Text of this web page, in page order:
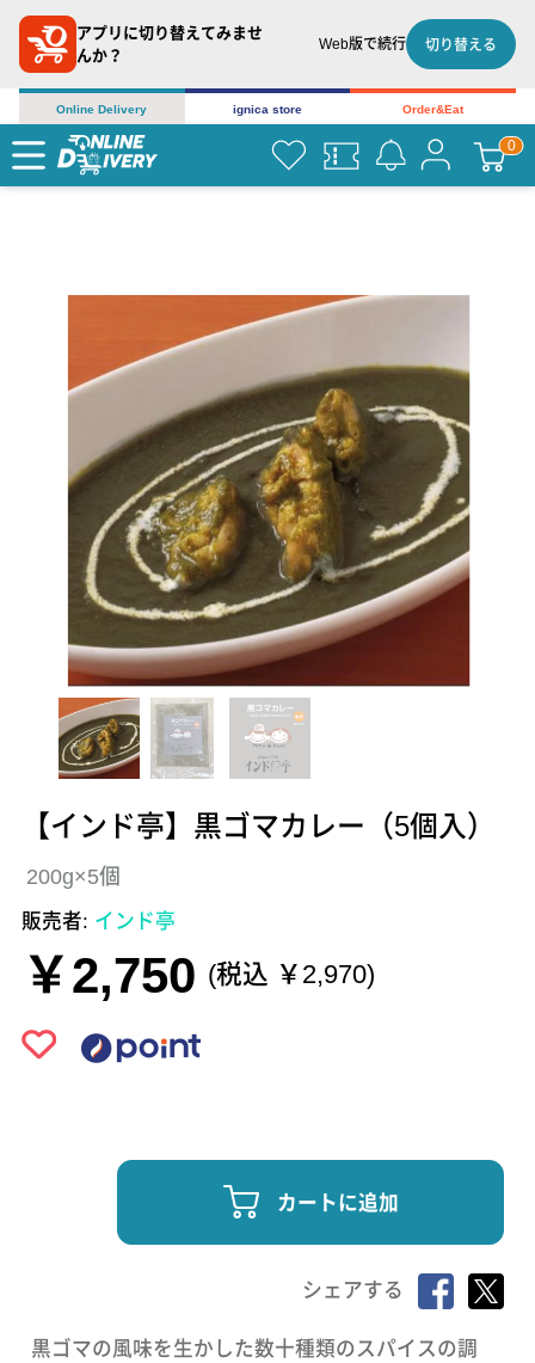
アプリに切り替えてみませ
んか？
Web版で続行 切り替える
Online Delivery ignica store Order&Eat
【インド亭】黒ゴマカレー（5個入）
200g×5個
販売者: インド亭
￥2,750 (税込 ￥2,970)
カートに追加
シェアする
黒ゴマの風味を生かした数十種類のスパイスの調